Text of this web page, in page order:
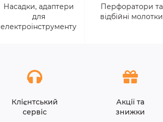
Насадки, адаптери
для
електроінструменту
Перфоратори та
відбійні молотки
Клієнтський
сервіс
Акції та
знижки